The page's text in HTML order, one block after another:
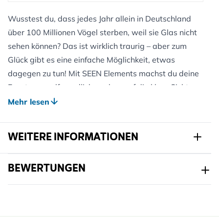
Wusstest du, dass jedes Jahr allein in Deutschland
über 100 Millionen Vögel sterben, weil sie Glas nicht
sehen können? Das ist wirklich traurig – aber zum
Glück gibt es eine einfache Möglichkeit, etwas
dagegen zu tun! Mit SEEN Elements machst du deine
Fenster vogelfreundlicher, ohne auf die klare Sicht zu
verzichten, die du liebst.
angebracht – sie bedecken weniger als 1 % der
Glasfläche. Winzig, aber wirkungsvoll: Sie machen
Glas für Vögel sichtbar, ohne deine Sicht zu
beeinträchtigen. SEEN Elements wurden mehrfach an
Mehr lesen
WEITERE INFORMATIONEN
Artikelnr.
Marke NABU
BEWERTUNGEN